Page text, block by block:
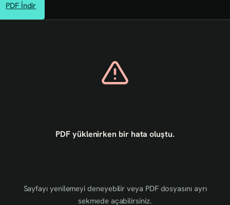
PDF İndir
PDF yüklenirken bir hata oluştu.
Sayfayı yenilemeyi deneyebilir veya PDF dosyasını ayrı
sekmede açabilirsiniz.